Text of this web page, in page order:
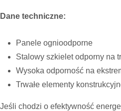
Dane techniczne:
Panele ognioodporne
Stalowy szkielet odporny na
Wysoka odporność na
Trwałe elementy
Jeśli chodzi o efektywność